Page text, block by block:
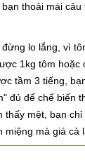
thoải mái
lo lắng, vì
1kg tôm hoặc
tầm 3 tiếng,
đủ để chế biến
thấy mệt, bạn
mà giá cả